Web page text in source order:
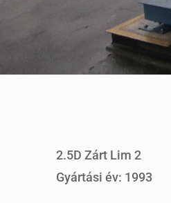
2.5D Zárt Lim 2
Gyártási év: 1993